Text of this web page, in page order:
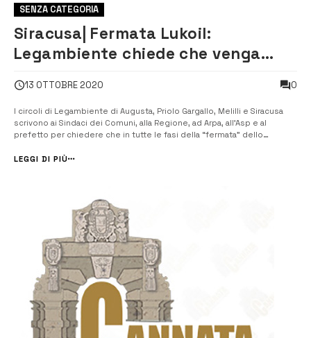
SENZA CATEGORIA
Siracusa| Fermata Lukoil:
Legambiente chiede che venga
13 OTTOBRE 2020 0
I circoli di Legambiente di Augusta, Priolo Gargallo, Melilli e Siracusa
scrivono ai Sindaci dei Comuni, alla Regione, ad Arpa, all’Asp e al
prefetto per chiedere che in tutte le fasi della “fermata” dello
garantita la tutela della sicurezza e dell’ambiente. [...
LEGGI DI PIÙ